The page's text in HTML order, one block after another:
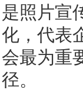
是照片宣
化，代表
会最为重
径。